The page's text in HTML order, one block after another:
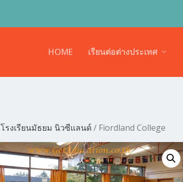
HOME เรียนต่อต่างประเทศ
โรงเรียนมัธยม นิวซีแลนด์/ Fiordland College